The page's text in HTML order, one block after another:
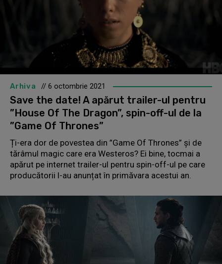
Arhiva // 6 octombrie 2021
Save the date! A apărut trailer-ul pentru
”House Of The Dragon”, spin-off-ul de la
”Game Of Thrones”
Ți-era dor de povestea din ”Game Of Thrones” și de
tărâmul magic care era Westeros? Ei bine, tocmai a
apărut pe internet trailer-ul pentru spin-off-ul pe care
producătorii l-au anunțat în primăvara acestui an.